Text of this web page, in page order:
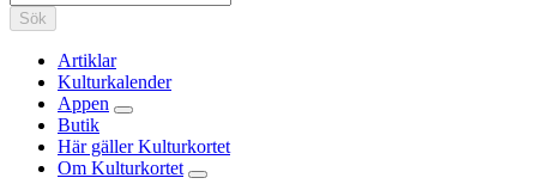
Sök
Artiklar
Kulturkalender
Appen
Butik
Här gäller Kulturkortet
Om Kulturkortet